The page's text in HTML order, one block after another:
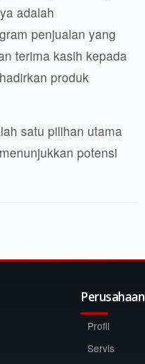
adalah
penjualan yang
terima kasih kepada
produk
satu pilihan utama
potensi
Perusahaan
Profil
Servis